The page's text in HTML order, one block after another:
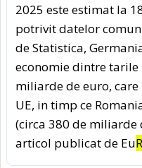
2025 este estimat la
potrivit datelor
de Statistica,
economie dintre tarile
miliarde de euro,
UE, in timp ce
(circa 380 de
articol publicat de Eu